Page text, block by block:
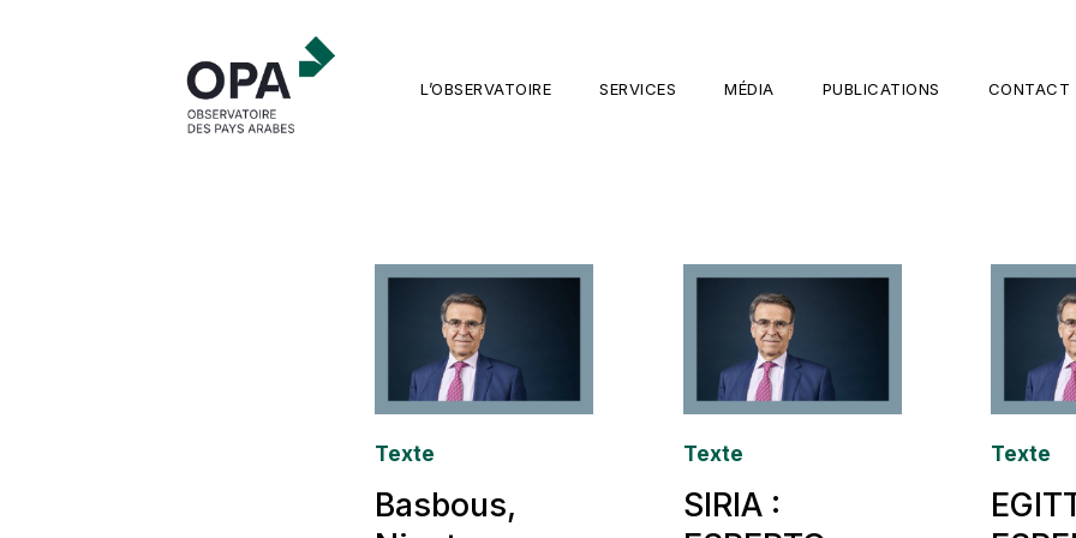
L’OBSERVATOIRE SERVICES MÉDIA PUBLICATIONS CONTACT
Texte
Basbous,
Texte
SIRIA :
Texte